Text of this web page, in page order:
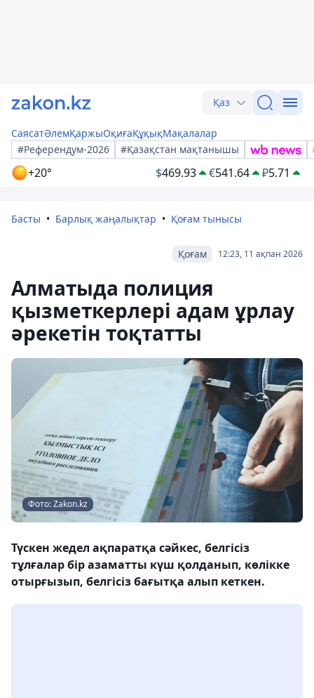
Қаз
СаясатӘлемҚаржыОқиғаҚұқықМақалалар
#Референдум-2026
#Қазақстан мақтанышы
+20° $469.93 €541.64 ₽5.71
Басты Барлық жаңалықтар Қоғам тынысы
12:23, 11 ақпан 2026
Қоғам
Алматыда полиция
қызметкерлері адам ұрлау
әрекетін тоқтатты
Фото: Zakon.kz
Түскен жедел ақпаратқа сәйкес, белгісіз
тұлғалар бір азаматты күш қолданып, көлікке
отырғызып, белгісіз бағытқа алып кеткен.